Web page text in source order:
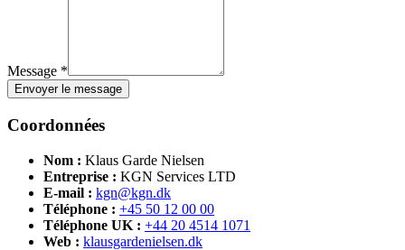
Message *
Envoyer le message
Coordonnées
Nom : Klaus Garde Nielsen
Entreprise : KGN Services LTD
E-mail : kgn@kgn.dk
Téléphone : +45 50 12 00 00
Téléphone UK : +44 20 4514 1071
Web : klausgardenielsen.dk